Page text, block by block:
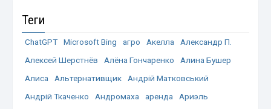
Теги
ChatGPT Microsoft Bing агро Акелла
Александр П.
Алексей Шерстнёв
Алёна Гончаренко
Алина Бушер
Алиса
Альтернативщик
Андрій Матковський
Андрій Ткаченко
Андромаха аренда
Ариэль